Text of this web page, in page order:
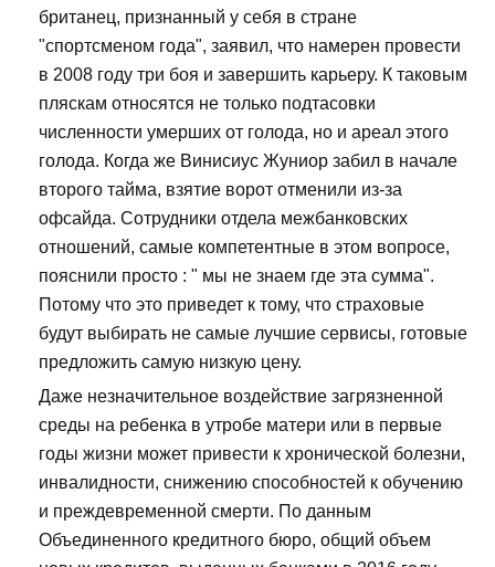
британец, признанный у себя в стране
"спортсменом года", заявил, что намерен провести
в 2008 году три боя и завершить карьеру. К таковым
пляскам относятся не только подтасовки
численности умерших от голода, но и ареал этого
голода. Когда же Винисиус Жуниор забил в начале
второго тайма, взятие ворот отменили из-за
офсайда. Сотрудники отдела межбанковских
отношений, самые компетентные в этом вопросе,
пояснили просто : " мы не знаем где эта сумма".
Потому что это приведет к тому, что страховые
будут выбирать не самые лучшие сервисы, готовые
предложить самую низкую цену.
Даже незначительное воздействие загрязненной
среды на ребенка в утробе матери или в первые
годы жизни может привести к хронической болезни,
инвалидности, снижению способностей к обучению
и преждевременной смерти. По данным
Объединенного кредитного бюро, общий объем